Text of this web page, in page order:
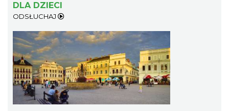
Patroni cieszyńskich ulic - wystawa
Cieszyn
2026-07-03
0.39 km
DLA DZIECI
ODSŁUCHAJ